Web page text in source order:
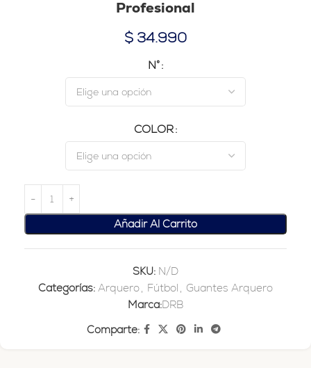
Profesional
$ 34.990
N°
COLOR
Añadir Al Carrito
SKU: N/D
Categorías: Arquero, Fútbol , Guantes Arquero
Marca:DRB
Comparte: